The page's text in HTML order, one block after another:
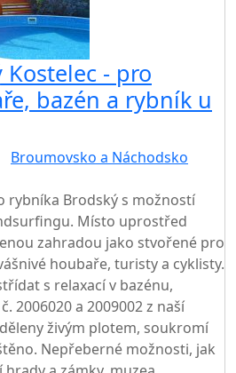
Kostelec - pro
bazén a rybník u
Broumovsko a Náchodsko
rybníka Brodský s možností
Místo uprostřed
zahradou jako stvořené pro
houbaře, turisty a cyklisty.
s relaxací v bazénu,
2006020 a 2009002 z naší
živým plotem, soukromí
Nepřeberné možnosti, jak